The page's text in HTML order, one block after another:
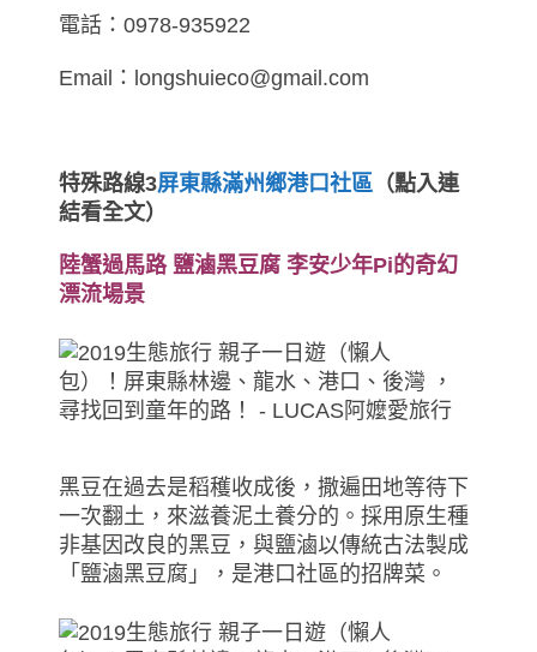
電話：0978-935922
Email：longshuieco@gmail.com
特殊路線3屏東縣滿州鄉港口社區 （點入連
結看全文）
陸蟹過馬路 鹽滷黑豆腐 李安少年Pi的奇幻
漂流場景
黑豆在過去是稻穫收成後，撒遍田地等待下
一次翻土，來滋養泥土養分的。採用原生種
非基因改良的黑豆，與鹽滷以傳統古法製成
「鹽滷黑豆腐」，是港口社區的招牌菜。